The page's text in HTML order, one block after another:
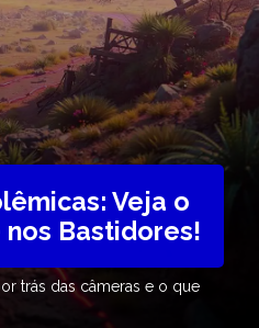
Veja o
Bastidores!
trás das câmeras e o que